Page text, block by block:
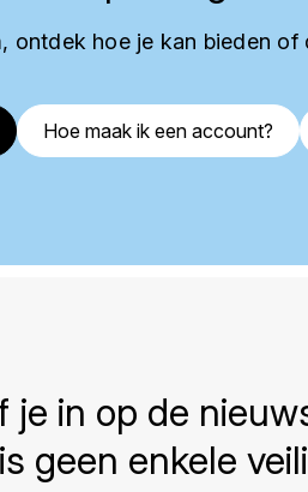
ontdek hoe je kan bieden
Hoe maak ik een account?
je in op de
geen enkele